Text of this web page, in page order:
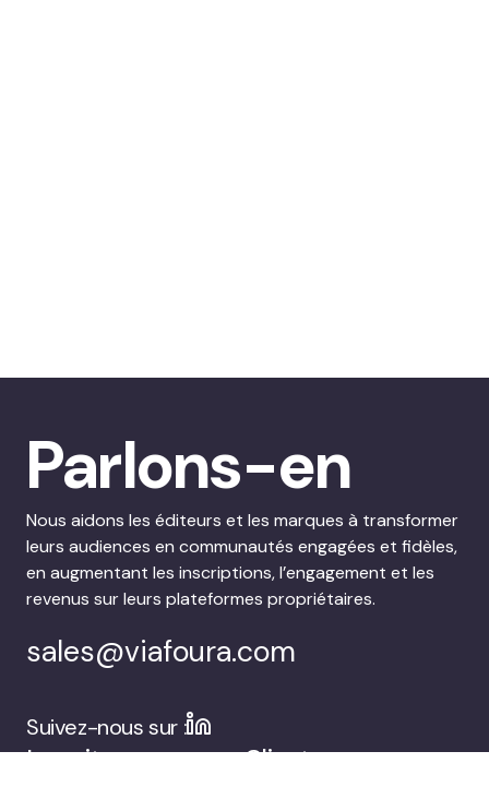
Parlons-en
Nous aidons les éditeurs et les marques à transformer
leurs audiences en communautés engagées et fidèles,
en augmentant les inscriptions, l’engagement et les
revenus sur leurs plateformes propriétaires.
sales@viafoura.com
Suivez-nous sur :
La suite
Clients